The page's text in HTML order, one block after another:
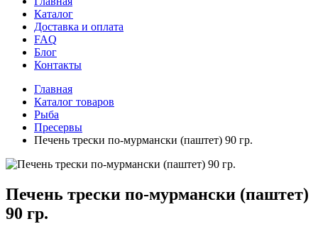
Каталог
Доставка и оплата
FAQ
Блог
Контакты
Главная
Каталог товаров
Рыба
Пресервы
Печень трески по-мурмански (паштет) 90 гр.
Печень трески по-мурмански (паштет)
90 гр.